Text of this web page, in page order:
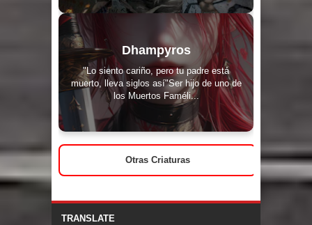
Dhampyros
"Lo siento cariño, pero tu padre está
muerto, lleva siglos así"Ser hijo de uno de
los Muertos Faméli...
Otras Criaturas
TRANSLATE